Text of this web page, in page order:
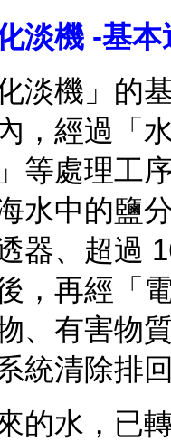
淡機 -基
淡機」的
，經過「
等處理工
水中的鹽
器、超過
，再經「
、有害物
統清除排
的水，已